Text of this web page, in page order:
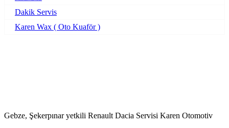
Dakik Servis
Karen Wax ( Oto Kuaför )
Gebze, Şekerpınar yetkili Renault Dacia Servisi Karen Otomotiv